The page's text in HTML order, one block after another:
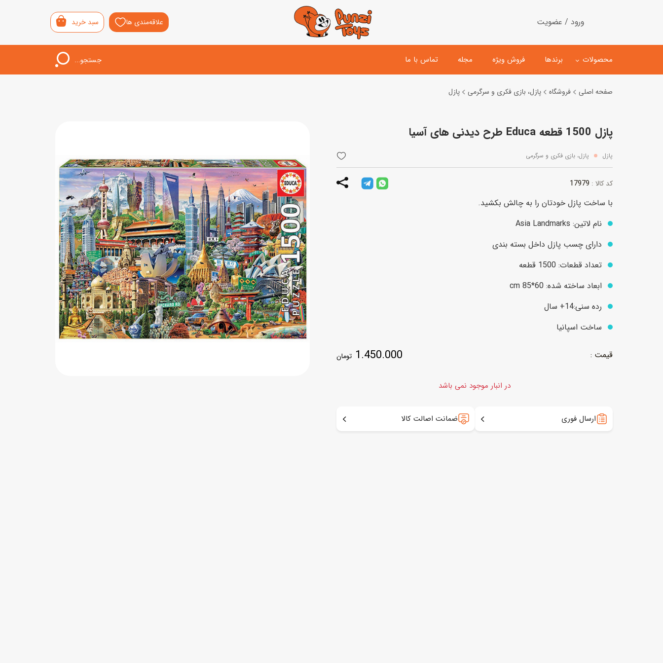
ورود / عضویت علاقه‌مندی ها سبد خرید
محصولات
اسباب‌بازی‌ ساختنی
اسباب‌بازی‌ مگنتی
ماشین مدل و کلکسیونی
ماشین اسباب بازی
هلیکوپتر و هواپیما
تفنگ آبپاش
توپ و وسایل بازی
بازی های آبی
اسباب بازی بادی
عروسک پولیشی
عروسک مینیاتوری
لوازم گریم و آرایش کودک
کیف و کوله پشتی
چمدان کودک
قمقمه و ظرف غذا
جامدادی
کیف پول
اسباب‌بازی چوبی
سورپرایزی‌ها
ست‌های بازی
لوازم موسیقی
برندها فروش ویژه مجله تماس با ما جستجو...
صفحه اصلی فروشگاه پازل، بازی فکری و سرگرمی پازل
پازل 1500 قطعه Educa طرح دیدنی های آسیا
پازل پازل، بازی فکری و سرگرمی
کد کالا : 17979
با ساخت پازل خودتان را به چالش بکشید.
نام لاتین: Asia Landmarks
دارای چسب پازل داخل بسته بندی
تعداد قطعات: 1500 قطعه
ابعاد ساخته شده: 60*cm 85
رده سنی:14+ سال
ساخت اسپانیا
1.450.000 تومان
در انبار موجود نمی باشد
ارسال فوری ضمانت اصالت کالا